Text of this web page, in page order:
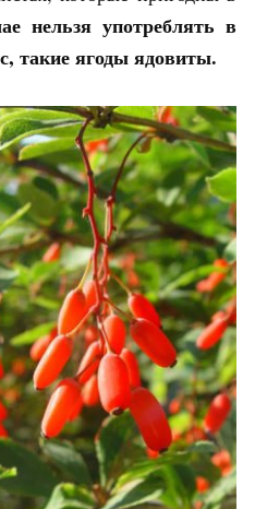
нельзя употреблять в
такие ягоды ядовиты.